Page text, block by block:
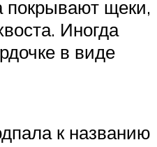
покрывают щеки,
Иногда
в виде
к названию